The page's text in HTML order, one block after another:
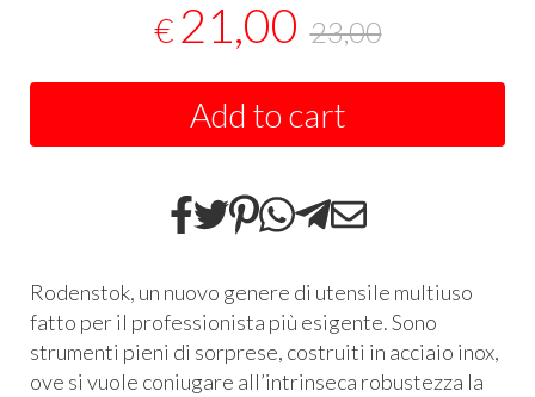
€ 21,00 23,00
Add to cart
Rodenstok, un nuovo genere di utensile multiuso
fatto per il professionista più esigente. Sono
strumenti pieni di sorprese, costruiti in acciaio inox,
ove si vuole coniugare all’intrinseca robustezza la